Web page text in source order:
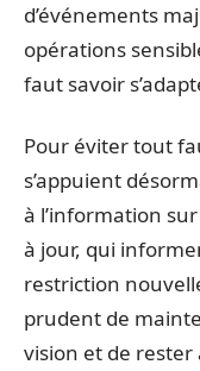
d’événements
opérations
faut savoir
Pour éviter tout
s’appuient
à l’information
à jour, qui
restriction
prudent de
vision et de